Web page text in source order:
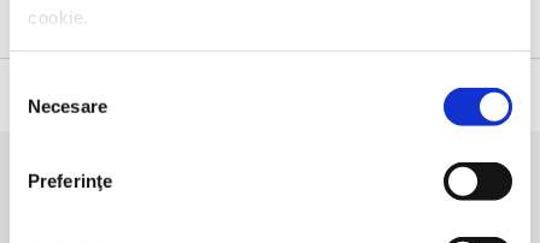
cookie.
consimțământului
Necesare
Preferinţe